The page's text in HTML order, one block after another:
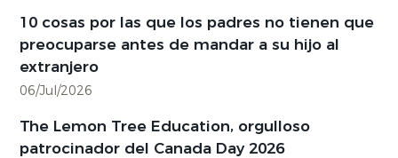
10 cosas por las que los padres no tienen que
preocuparse antes de mandar a su hijo al
extranjero
06/Jul/2026
The Lemon Tree Education, orgulloso
patrocinador del Canada Day 2026